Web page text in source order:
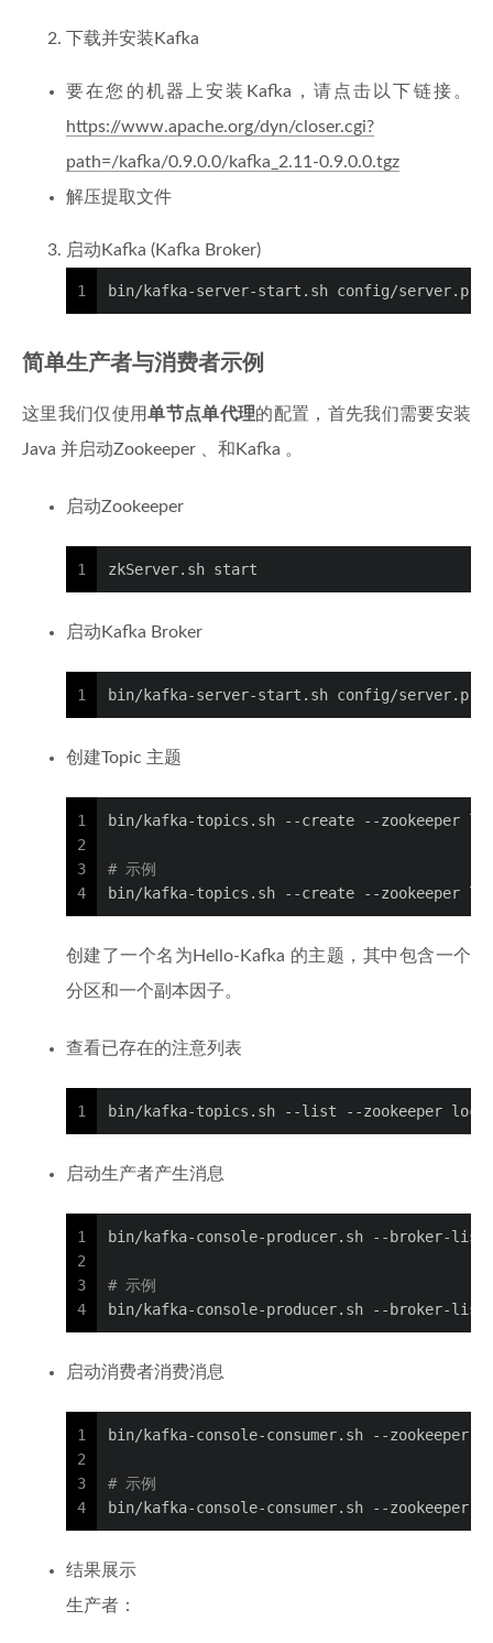
下载并安装Kafka
要在您的机器上安装Kafka，请点击以下链接。
https://www.apache.org/dyn/closer.cgi?
path=/kafka/0.9.0.0/kafka_2.11-0.9.0.0.tgz
解压提取文件
启动Kafka (Kafka Broker)
1 bin/kafka-server-start.sh config/
简单生产者与消费者示例
这里我们仅使用单节点单代理的配置，首先我们需要安装
Java 并启动Zookeeper 、和Kafka 。
启动Zookeeper
1 zkServer.sh start
启动Kafka Broker
1 bin/kafka-server-start.sh config/
创建Topic 主题
1
2
3
4
bin/kafka-topics.sh --create --zookeeper
# 示例
bin/kafka-topics.sh --create --zookeeper
创建了一个名为Hello-Kafka 的主题，其中包含一个
分区和一个副本因子。
查看已存在的注意列表
1 bin/kafka-topics.sh --list --zookeeper
启动生产者产生消息
1
2
3
4
bin/kafka-console-producer.sh --broker-
# 示例
bin/kafka-console-producer.sh --broker-
启动消费者消费消息
1
2
3
4
bin/kafka-console-consumer.sh --
# 示例
bin/kafka-console-consumer.sh --
结果展示
生产者：